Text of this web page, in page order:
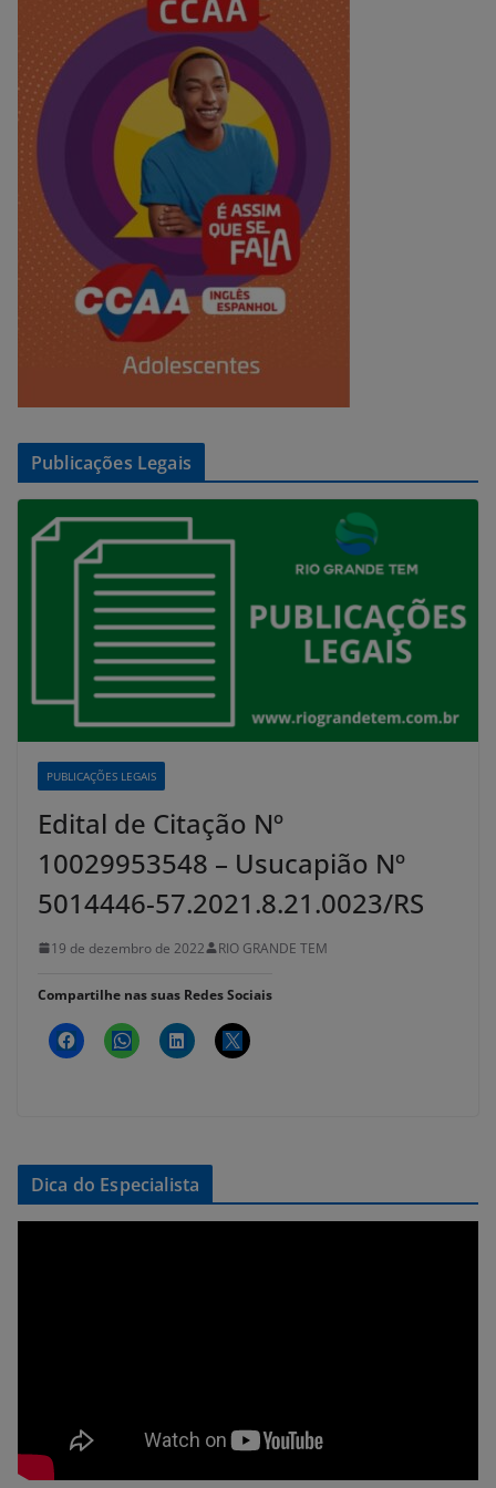
Publicações Legais
PUBLICAÇÕES LEGAIS
Edital de Citação Nº
10029953548 – Usucapião Nº
5014446-57.2021.8.21.0023/RS
19 de dezembro de 2022 RIO GRANDE TEM
Compartilhe nas suas Redes Sociais
Dica do Especialista